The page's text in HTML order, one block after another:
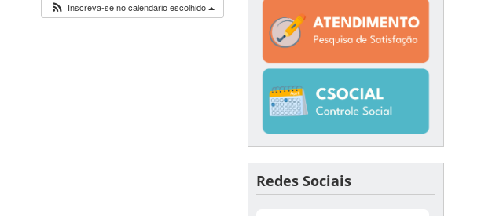
Inscreva-se no calendário escolhido
Redes Sociais